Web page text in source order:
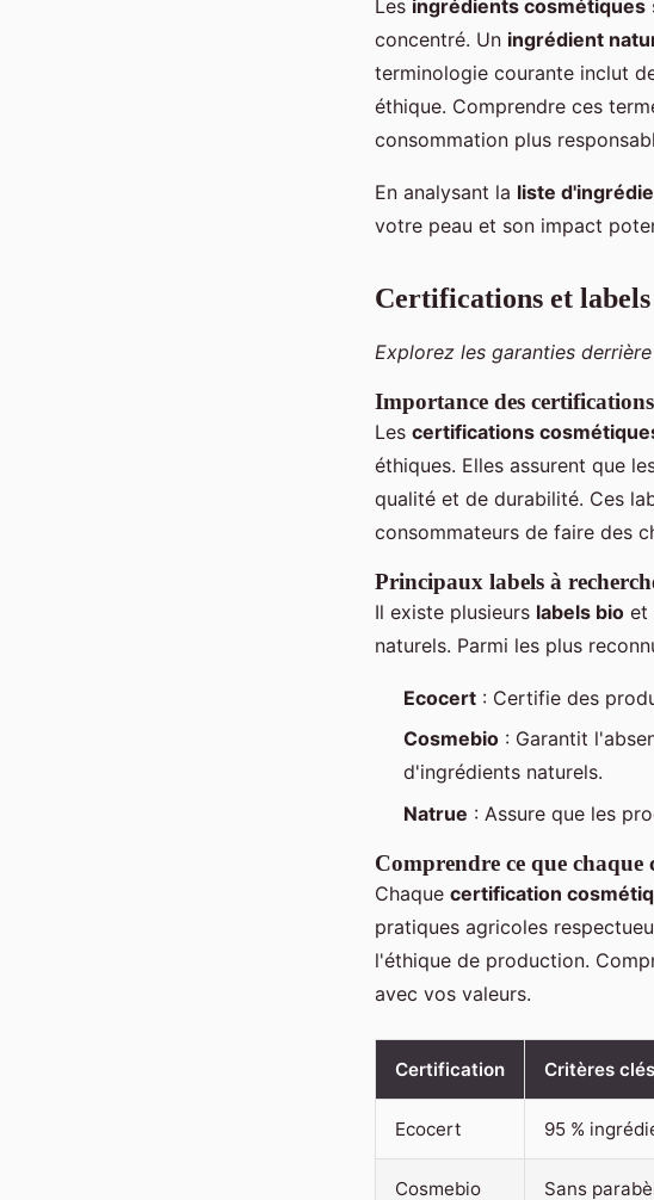
Les ingrédients cosmétiques
concentré. Un ingrédient
terminologie courante inclut
éthique. Comprendre ces
consommation plus
En analysant la liste
votre peau et son impact
Certifications et labels
Explorez les garanties
Importance des
Les certifications
éthiques. Elles assurent que
qualité et de durabilité. Ces
consommateurs de faire des
Principaux labels à
Il existe plusieurs labels bio et
naturels. Parmi les plus
Ecocert : Certifie des
Cosmebio : Garantit
d'ingrédients naturels.
Natrue : Assure que les
Comprendre ce que
Chaque certification
pratiques agricoles
l'éthique de production.
avec vos valeurs.
Certification Critères clés
Ecocert 95 %
Cosmebio Sans